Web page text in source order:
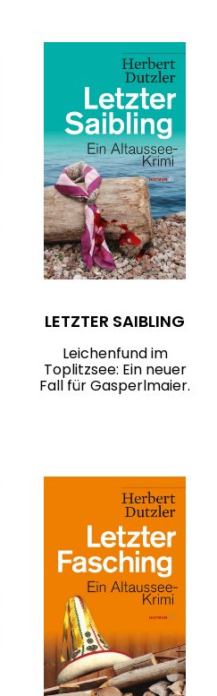
LETZTER SAIBLING
Leichenfund im
Toplitzsee: Ein neuer
Fall für Gasperlmaier.